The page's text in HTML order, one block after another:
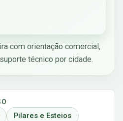
com orientação comercial,
técnico por cidade.
Pilares e Esteios